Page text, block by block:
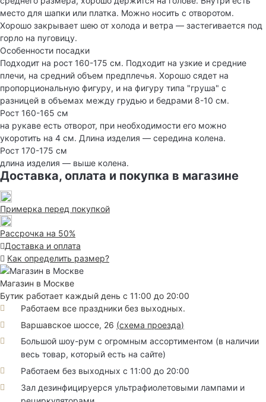
место для шапки или платка. Можно носить с отворотом.
Хорошо закрывает шею от холода и ветра — застегивается под
горло на пуговицу.
Особенности посадки
Подходит на рост 160-175 см. Подходит на узкие и средние
плечи, на средний объем предплечья. Хорошо сядет на
пропорциональную фигуру, и на фигуру типа "груша" с
разницей в объемах между грудью и бедрами 8-10 см.
Рост 160-165 см
на рукаве есть отворот, при необходимости его можно
укоротить на 4 см. Длина изделия — середина колена.
Рост 170-175 см
длина изделия — выше колена.
Доставка, оплата и покупка в магазине
Примерка перед покупкой
Рассрочка на 50%
Доставка и оплата
Как определить размер?
Магазин в Москве
Бутик работает каждый день с 11:00 до 20:00
Работаем все праздники без выходных.
Варшавское шоссе, 26 (схема проезда)
Большой шоу-рум с огромным ассортиментом (в наличии
весь товар, который есть на сайте)
Работаем без выходных с 11:00 до 20:00
Зал дезинфицируерся ультрафиолетовыми лампами и